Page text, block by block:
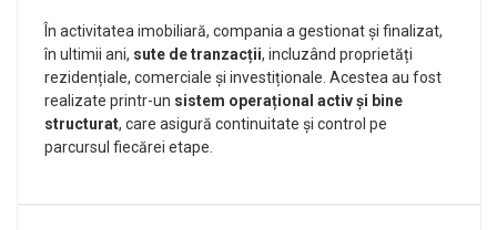
În activitatea imobiliară, compania a gestionat și finalizat,
în ultimii ani, sute de tranzacții, incluzând proprietăți
rezidențiale, comerciale și investiționale. Acestea au fost
realizate printr-un sistem operațional activ și bine
structurat, care asigură continuitate și control pe
parcursul fiecărei etape.